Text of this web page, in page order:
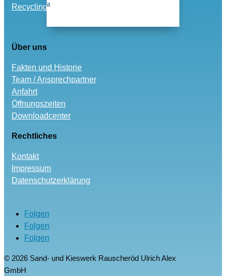
Recycling und Entsorgung
Über uns
Fakten und Historie
Team / Ansprechpartner
Anfahrt
Öffnungszeiten
Downloadcenter
Rechtliches
Kontakt
Impressum
Datenschutzerklärung
Folgen
Folgen
Folgen
© 2026 Sand- und Kieswerk Rauscheröd Ulrich Alex
GmbH